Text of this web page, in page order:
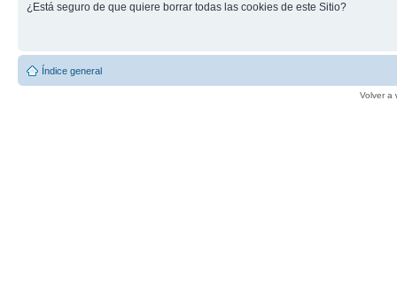
¿Está seguro de que quiere borrar todas las cookies de este Sitio?
Índice general
Volver a